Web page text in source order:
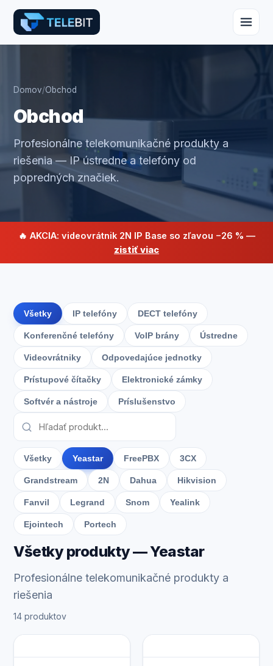
Domov/Obchod
Obchod
Profesionálne telekomunikačné produkty a
riešenia — IP ústredne a telefóny od
popredných značiek.
🔥 AKCIA: videovrátnik 2N IP Base so zľavou −26 % —
zistiť viac
Všetky IP telefóny DECT telefóny
Konferenčné telefóny VoIP brány Ústredne
Videovrátniky Odpovedajúce jednotky
Prístupové čítačky Elektronické zámky
Softvér a nástroje Príslušenstvo
Všetky Yeastar FreePBX 3CX
Grandstream 2N Dahua Hikvision
Fanvil Legrand Snom Yealink
Ejointech Portech
Všetky produkty — Yeastar
Profesionálne telekomunikačné produkty a
riešenia
14 produktov